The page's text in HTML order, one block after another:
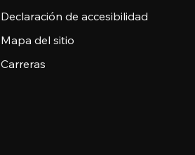
Declaración de accesibilidad
Mapa del sitio
Carreras